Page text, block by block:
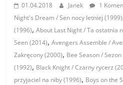
01.04.2018 Janek 1
Night's Dream / Sen nocy letniej (1999)
(1996),About Last Night / Ta ostatnia
Seen (2014),Avengers Assemble /
Zakręcony (2000), Bee Season /
(1992), Black Knight / Czarny rycerz
przyjaciel na niby (1996), Boys on the